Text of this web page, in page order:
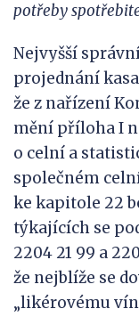
potřeby
Nejvyšší
projednání
že z nařízení
mění příloha I
o celní a
společném
ke kapitole 22
týkajících se
2204 21 99 a
že nejblíže se
„likérovému